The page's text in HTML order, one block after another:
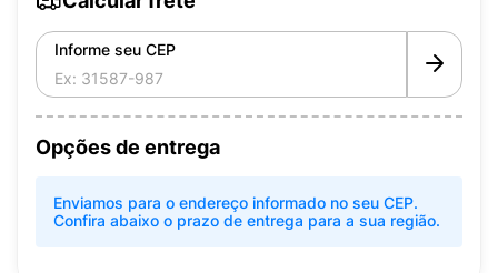
Informe seu CEP
Opções de entrega
Enviamos para o endereço informado no seu CEP.
Confira abaixo o prazo de entrega para a sua região.